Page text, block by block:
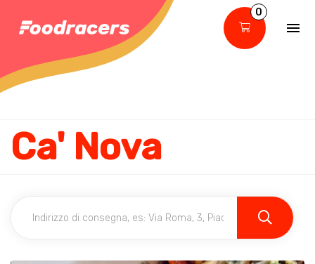
0
Ca' Nova